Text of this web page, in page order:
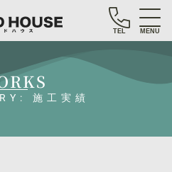
TEL MENU
施工実績